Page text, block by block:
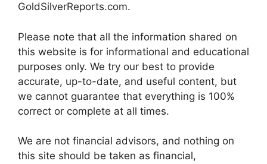
GoldSilverReports.com.
Please note that all the information shared on
this website is for informational and educational
purposes only. We try our best to provide
accurate, up-to-date, and useful content, but
we cannot guarantee that everything is 100%
correct or complete at all times.
We are not financial advisors, and nothing on
this site should be taken as financial,